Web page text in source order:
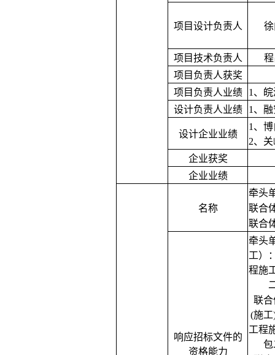
项目设计负责人
项目技术负责人
项目负责人获奖
项目负责人业绩
1、
设计负责人业绩
1、
设计企业业绩
1、 博
2、
企业获奖
企业业绩
名称
牵头
联合
联合
响应招标文件的
资格能力
牵头
工）
程施
联
(施
工程
包